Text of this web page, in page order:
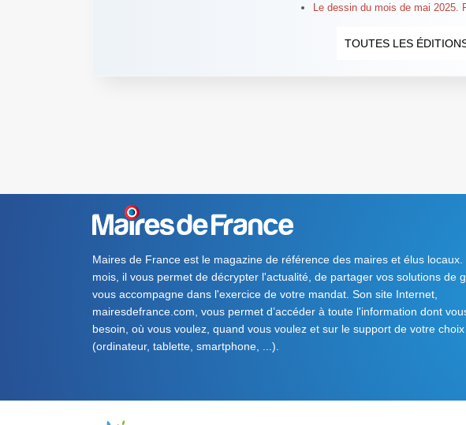
Le dessin du mois de mai
TOUTES LES
Maires de France est le magazine de référence des maires et élus locaux.
mois, il vous permet de décrypter l'actualité, de partager vos solutions de
vous accompagne dans l'exercice de votre mandat. Son site Internet,
mairesdefrance.com, vous permet d’accéder à toute l'information dont
besoin, où vous voulez, quand vous voulez et sur le support de votre choix
(ordinateur, tablette, smartphone, ...).